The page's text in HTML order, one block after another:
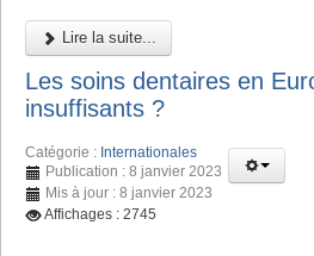
Lire la suite...
Les soins dentaires en
insuffisants ?
Catégorie : Internationales
Publication : 8 janvier 2023
Mis à jour : 8 janvier 2023
Affichages : 2745